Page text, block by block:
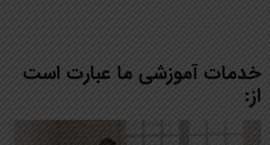
خدمات آموزشی ما عبارت است
از: